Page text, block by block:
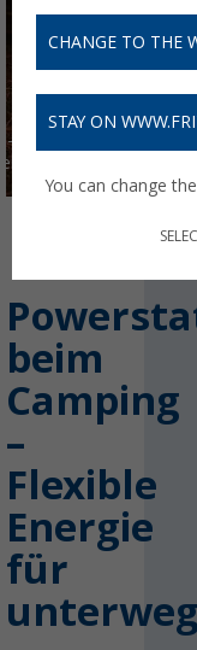
beim
Camping
–
Flexible
Energie
für
CHANGE TO THE
STAY ON
You can change